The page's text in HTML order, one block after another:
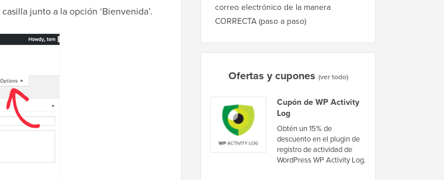
junto a la opción ‘Bienvenida’.
correo electrónico de la manera
CORRECTA (paso a paso)
Ofertas y cupones (ver todo)
Cupón de WP Activity
Log
Obtén un 15% de
descuento en el plugin de
registro de actividad de
WordPress WP Activity Log.